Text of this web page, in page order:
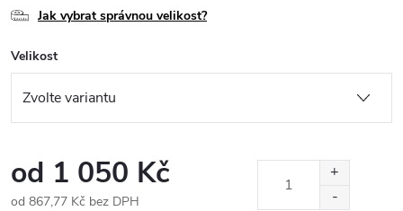
Jak vybrat správnou velikost?
Velikost
od 1 050 Kč
od 867,77 Kč bez DPH